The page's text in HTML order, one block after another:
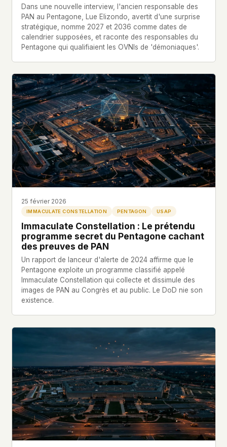
Dans une nouvelle interview, l'ancien responsable des
PAN au Pentagone, Lue Elizondo, avertit d'une surprise
stratégique, nomme 2027 et 2036 comme dates de
calendrier supposées, et raconte des responsables du
Pentagone qui qualifiaient les OVNIs de 'démoniaques'.
25 février 2026
IMMACULATE CONSTELLATION PENTAGON USAP
Immaculate Constellation : Le prétendu
programme secret du Pentagone cachant
des preuves de PAN
Un rapport de lanceur d'alerte de 2024 affirme que le
Pentagone exploite un programme classifié appelé
Immaculate Constellation qui collecte et dissimule des
images de PAN au Congrès et au public. Le DoD nie son
existence.